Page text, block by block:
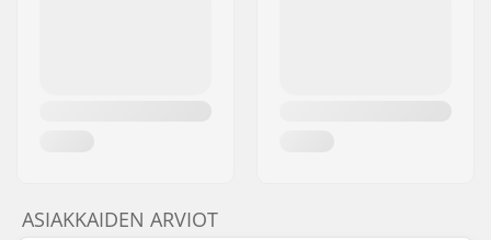
ASIAKKAIDEN ARVIOT